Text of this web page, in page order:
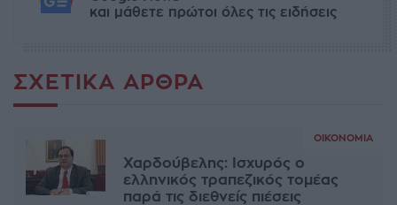
και μάθετε πρώτοι όλες τις ειδήσεις
ΣΧΕΤΙΚΆ ΆΡΘΡΑ
ΟΙΚΟΝΟΜΊΑ
Χαρδούβελης: Ισχυρός ο
ελληνικός τραπεζικός τομέας
παρά τις διεθνείς πιέσεις